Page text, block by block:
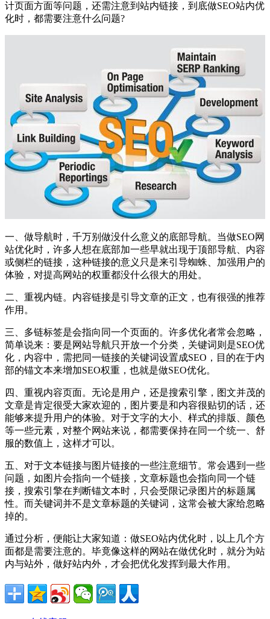
计页面方面等问题，还需注意到站内链接，到底做SEO站内优
化时，都需要注意什么问题?
一、做导航时，千万别做没什么意义的底部导航。当做SEO网
站优化时，许多人想在底部加一些早就出现于顶部导航、内容
或侧栏的链接，这种链接的意义只是来引导蜘蛛、加强用户的
体验，对提高网站的权重都没什么很大的用处。
二、重视内链。内容链接是引导文章的正文，也有很强的推荐
作用。
三、多链标签是会指向同一个页面的。许多优化者常会忽略，
简单说来：要是网站导航只开放一个分类，关键词则是SEO优
化，内容中，需把同一链接的关键词设置成SEO，目的在于内
部的锚文本来增加SEO权重，也就是做SEO优化。
四、重视内容页面。无论是用户，还是搜索引擎，图文并茂的
文章是肯定很受大家欢迎的，图片要是和内容很贴切的话，还
能够来提升用户的体验。对于文字的大小、样式的排版、颜色
等一些元素，对整个网站来说，都需要保持在同一个统一、舒
服的数值上，这样才可以。
五、对于文本链接与图片链接的一些注意细节。常会遇到一些
问题，如图片会指向一个链接，文章标题也会指向同一个链
接，搜索引擎在判断锚文本时，只会受限记录图片的标题属
性。而关键词并不是文章标题的关键词，这常会被大家给忽略
掉的。
通过分析，便能让大家知道：做SEO站内优化时，以上几个方
面都是需要注意的。毕竟像这样的网站在做优化时，就分为站
内与站外，做好站内外，才会把优化发挥到最大作用。